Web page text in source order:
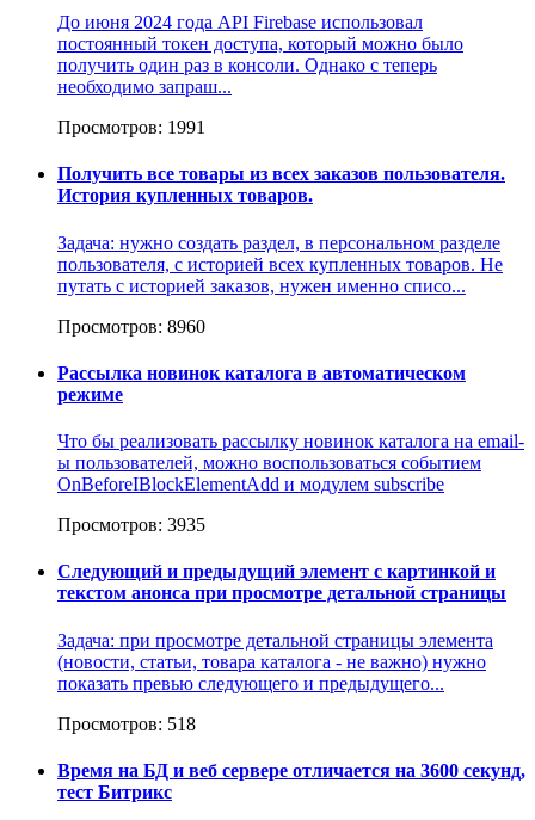
До июня 2024 года API Firebase использовал
постоянный токен доступа, который можно было
получить один раз в консоли. Однако с теперь
необходимо запраш...
Просмотров: 1991
Получить все товары из всех заказов пользователя.
История купленных товаров.
Задача: нужно создать раздел, в персональном разделе
пользователя, с историей всех купленных товаров. Не
путать с историей заказов, нужен именно списо...
Просмотров: 8960
Рассылка новинок каталога в автоматическом
режиме
Что бы реализовать рассылку новинок каталога на email-
ы пользователей, можно воспользоваться событием
OnBeforeIBlockElementAdd и модулем subscribe
Просмотров: 3935
Следующий и предыдущий элемент с картинкой и
текстом анонса при просмотре детальной страницы
Задача: при просмотре детальной страницы элемента
(новости, статьи, товара каталога - не важно) нужно
показать превью следующего и предыдущего...
Просмотров: 518
Время на БД и веб сервере отличается на 3600 секунд,
тест Битрикс